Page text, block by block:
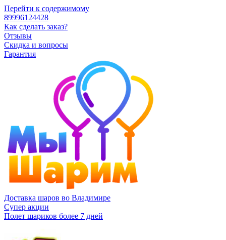
Перейти к содержимому
89996124428
Как сделать заказ?
Отзывы
Скидка и вопросы
Гарантия
Доставка шаров во Владимире
Супер акции
Полет шариков более 7 дней